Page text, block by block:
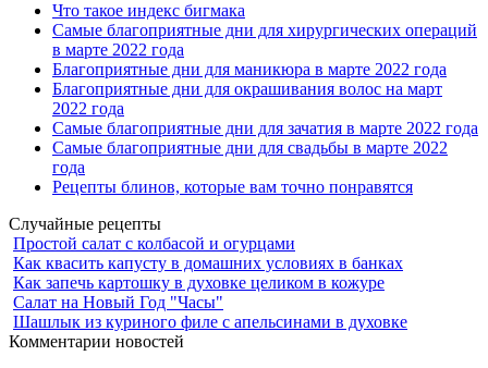
Что такое индекс бигмака
Самые благоприятные дни для хирургических операций
в марте 2022 года
Благоприятные дни для маникюра в марте 2022 года
Благоприятные дни для окрашивания волос на март
2022 года
Самые благоприятные дни для зачатия в марте 2022 года
Самые благоприятные дни для свадьбы в марте 2022
года
Рецепты блинов, которые вам точно понравятся
Случайные рецепты
Простой салат с колбасой и огурцами
Как квасить капусту в домашних условиях в банках
Как запечь картошку в духовке целиком в кожуре
Салат на Новый Год "Часы"
Шашлык из куриного филе с апельсинами в духовке
Комментарии новостей